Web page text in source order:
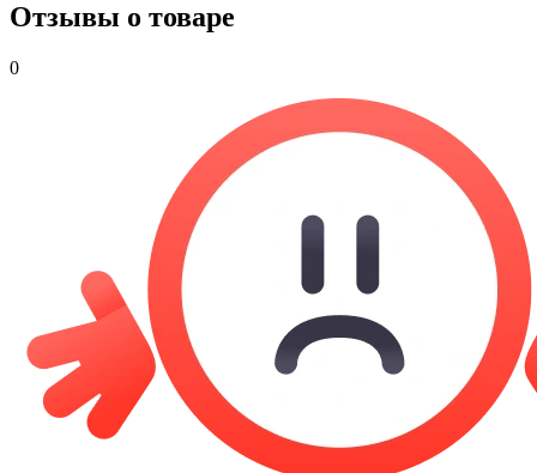
Отзывы о товаре
0